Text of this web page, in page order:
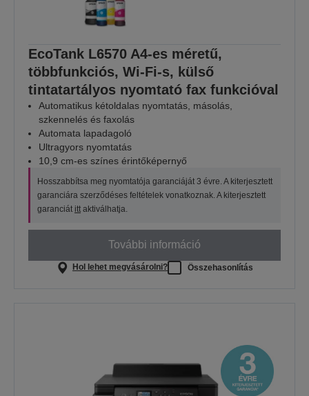
EcoTank L6570 A4-es méretű,
többfunkciós, Wi-Fi-s, külső
tintatartályos nyomtató fax funkcióval
Automatikus kétoldalas nyomtatás, másolás,
szkennelés és faxolás
Automata lapadagoló
Ultragyors nyomtatás
10,9 cm-es színes érintőképernyő
Hosszabbítsa meg nyomtatója garanciáját 3 évre. A kiterjesztett
garanciára szerződéses feltételek vonatkoznak. A kiterjesztett
garanciát itt aktiválhatja.
További információ
Hol lehet megvásárolni? Összehasonlítás